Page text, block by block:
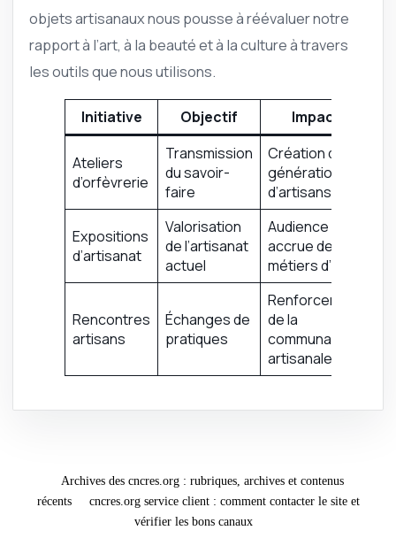
objets artisanaux nous pousse à réévaluer notre
rapport à l’art, à la beauté et à la culture à travers
les outils que nous utilisons.
Initiative Objectif Impact
Ateliers
d’orfèvrerie
Transmission
du savoir-
faire
Création d’une
génération
d’artisans
Expositions
d’artisanat
Valorisation
de l’artisanat
actuel
Audience
accrue des
métiers d’art
Rencontres
artisans
Échanges de
pratiques
Renforcement
de la
communauté
artisanale
Archives des cncres.org : rubriques, archives et contenus
récents
cncres.org service client : comment contacter le site et
vérifier les bons canaux